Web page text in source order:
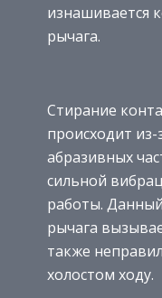
изнашивается
рычага.
Стирание
происходит
абразивных
сильной
работы.
рычага
также
холостом ходу.